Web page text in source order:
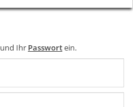
und Ihr Passwortein.